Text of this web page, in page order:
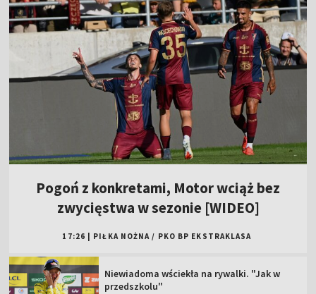
Pogoń z konkretami, Motor wciąż bez
zwycięstwa w sezonie [WIDEO]
17:26 PIŁKA NOŻNA / PKO BP EKSTRAKLASA
Niewiadoma wściekła na rywalki. "Jak w
przedszkolu"